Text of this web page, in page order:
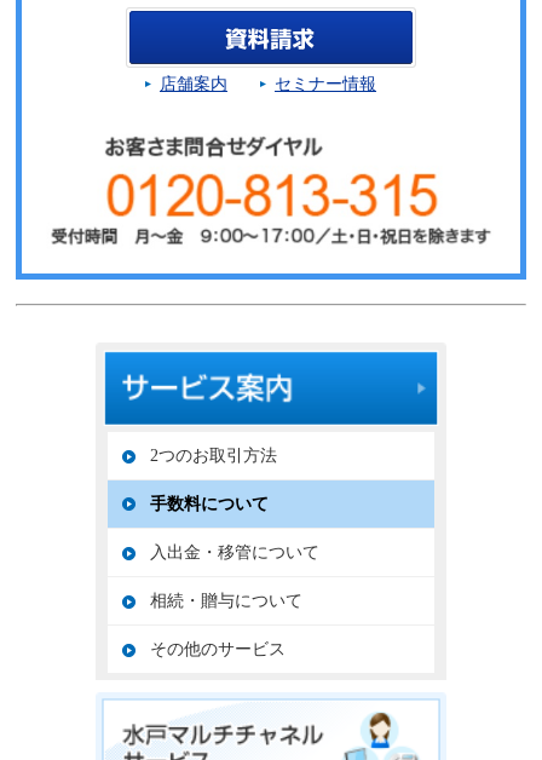
店舗案内 セミナー情報
2つのお取引方法
手数料について
入出金・移管について
相続・贈与について
その他のサービス